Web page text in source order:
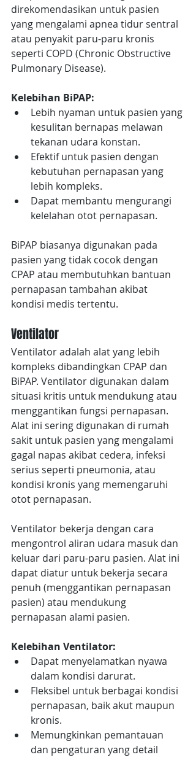
direkomendasikan untuk pasien
yang mengalami apnea tidur sentral
atau penyakit paru-paru kronis
seperti COPD (Chronic Obstructive
Pulmonary Disease).
Kelebihan BiPAP:
Lebih nyaman untuk pasien yang
kesulitan bernapas melawan
tekanan udara konstan.
Efektif untuk pasien dengan
kebutuhan pernapasan yang
lebih kompleks.
Dapat membantu mengurangi
kelelahan otot pernapasan.
BiPAP biasanya digunakan pada
pasien yang tidak cocok dengan
CPAP atau membutuhkan bantuan
pernapasan tambahan akibat
kondisi medis tertentu.
Ventilator
Ventilator adalah alat yang lebih
kompleks dibandingkan CPAP dan
BiPAP. Ventilator digunakan dalam
situasi kritis untuk mendukung atau
menggantikan fungsi pernapasan.
Alat ini sering digunakan di rumah
sakit untuk pasien yang mengalami
gagal napas akibat cedera, infeksi
serius seperti pneumonia, atau
kondisi kronis yang memengaruhi
otot pernapasan.
Ventilator bekerja dengan cara
mengontrol aliran udara masuk dan
keluar dari paru-paru pasien. Alat ini
dapat diatur untuk bekerja secara
penuh (menggantikan pernapasan
pasien) atau mendukung
pernapasan alami pasien.
Kelebihan Ventilator:
Dapat menyelamatkan nyawa
dalam kondisi darurat.
Fleksibel untuk berbagai kondisi
pernapasan, baik akut maupun
kronis.
Memungkinkan pemantauan
dan pengaturan yang detail